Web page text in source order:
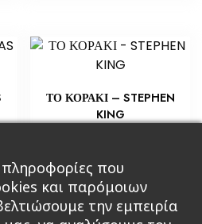
ΤΟ ΚΟΡΑΚΙ – STEPHEN
KING
Προσθήκη στο καλάθι
που
και παρόμοιων
την εμπειρία